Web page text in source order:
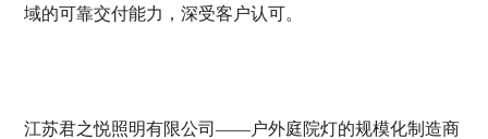
域的可靠交付能力，深受客户认可。
江苏君之悦照明有限公司——户外庭院灯的规模化制造商